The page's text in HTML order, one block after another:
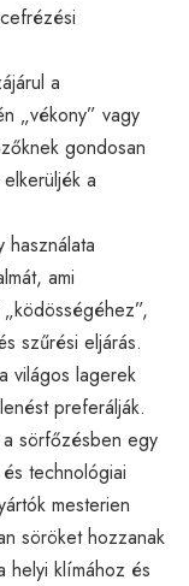
a
„vékony” vagy
gondosan
a
használata
ami
szűrési eljárás.
világos lagerek
preferálják.
a sörfőzésben egy
technológiai
mesterien
söröket hozzanak
helyi klímához és